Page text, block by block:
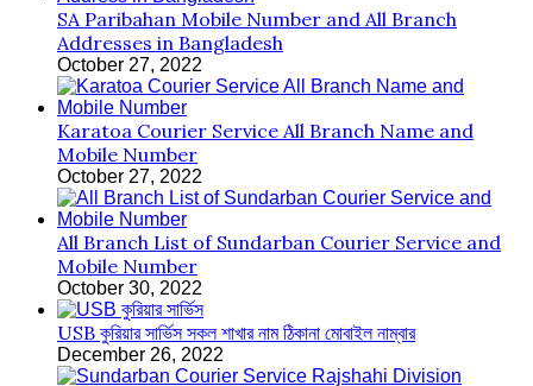
SA Paribahan Mobile Number and All Branch
Addresses in Bangladesh
October 27, 2022
Karatoa Courier Service All Branch Name and
Mobile Number
October 27, 2022
All Branch List of Sundarban Courier Service and
Mobile Number
October 30, 2022
USB কুরিয়ার সার্ভিস সকল শাখার নাম ঠিকানা মোবাইল নাম্বার
December 26, 2022